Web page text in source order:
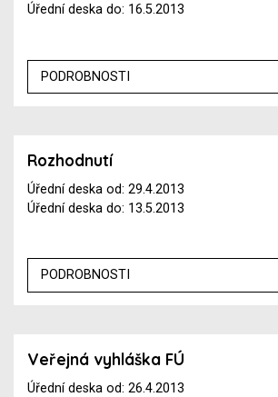
Úřední deska do: 16.5.2013
PODROBNOSTI
Rozhodnutí
Úřední deska od: 29.4.2013
Úřední deska do: 13.5.2013
PODROBNOSTI
Veřejná vyhláška FÚ
Úřední deska od: 26.4.2013